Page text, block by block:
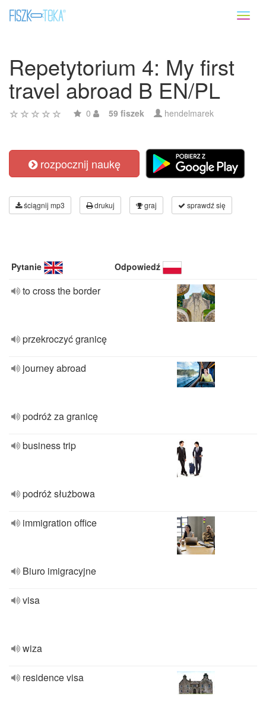
Repetytorium 4: My first
travel abroad B EN/PL
0 59 fiszek hendelmarek
rozpocznij naukę
ściągnij mp3 drukuj graj sprawdź się
Pytanie Odpowiedź
to cross the border
przekroczyć granicę
journey abroad
podróż za granicę
business trip
podróż służbowa
immigration office
Biuro imigracyjne
visa
wiza
residence visa